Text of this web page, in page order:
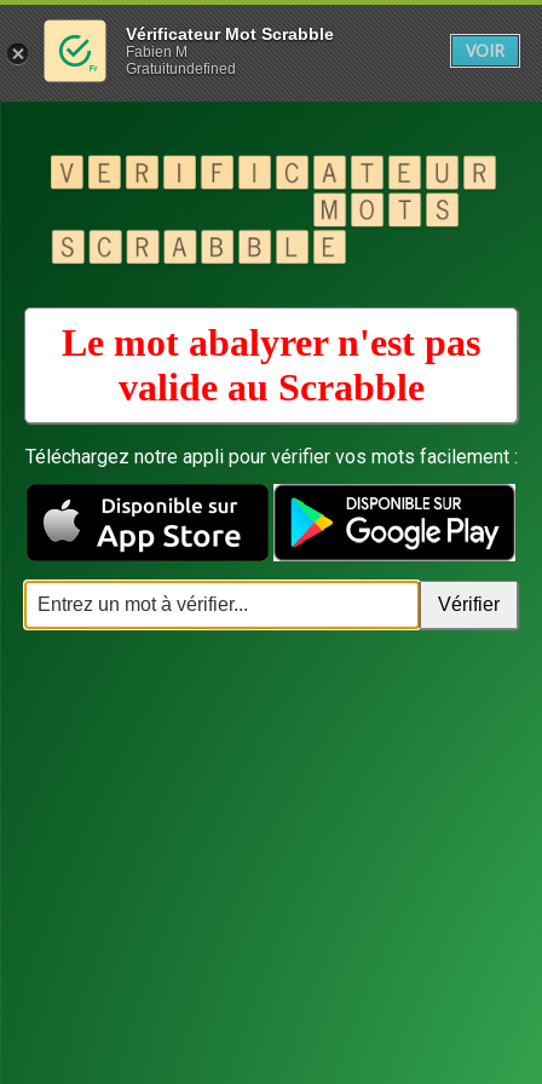
Le mot abalyrer n'est pas
valide au Scrabble
Téléchargez notre appli pour vérifier vos mots facilement :
Vérificateur Mot Scrabble
Fabien M
Gratuitundefined
VOIR